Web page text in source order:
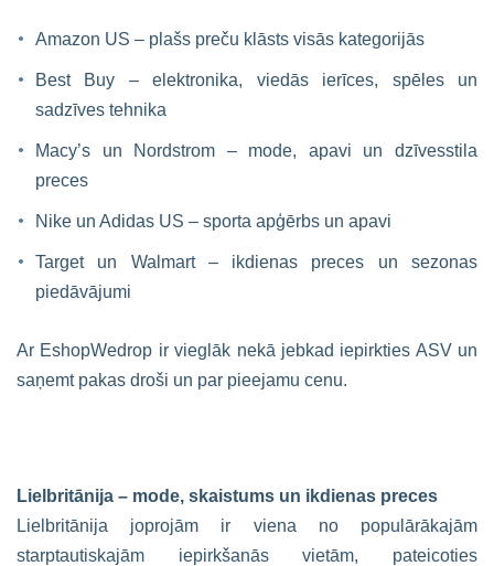
Amazon US – plašs preču klāsts visās kategorijās
Best Buy – elektronika, viedās ierīces, spēles un
sadzīves tehnika
Macy’s un Nordstrom – mode, apavi un dzīvesstila
preces
Nike un Adidas US – sporta apģērbs un apavi
Target un Walmart – ikdienas preces un sezonas
piedāvājumi
Ar EshopWedrop ir vieglāk nekā jebkad iepirkties ASV un
saņemt pakas droši un par pieejamu cenu.
Lielbritānija – mode, skaistums un ikdienas preces
Lielbritānija joprojām ir viena no populārākajām
starptautiskajām iepirkšanās vietām, pateicoties